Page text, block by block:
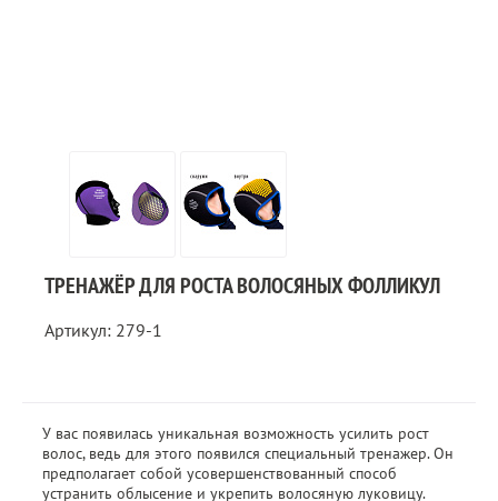
ТРЕНАЖЁР ДЛЯ РОСТА ВОЛОСЯНЫХ ФОЛЛИКУЛ
Артикул: 279-1
У вас появилась уникальная возможность усилить рост
волос, ведь для этого появился специальный тренажер. Он
предполагает собой усовершенствованный способ
устранить облысение и укрепить волосяную луковицу.